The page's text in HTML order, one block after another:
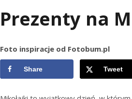
Prezenty na
Foto inspiracje od Fotobum.pl
Share Tweet